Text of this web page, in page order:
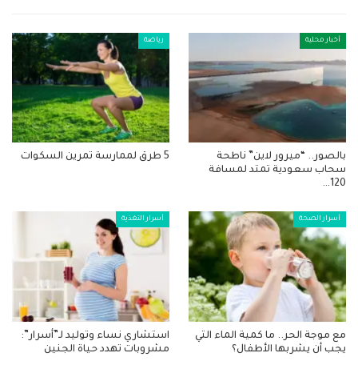
أخبار محلية
بالصور.. “ميرور لاين” ناطحة
سحاب سعودية تمتد لمسافة
120…
رياضة
5 طرق لممارسة تمرين السكوات
أسرار الصحة
مع موجة الحر.. ما كمية الماء التي
يجب أن يشربها الأطفال؟
أسرار التغذية
استشاري نساء وتوليد لـ”أسرار”:
مشروبات تهدد حياة الجنين